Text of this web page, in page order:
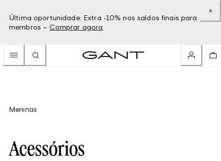
Última oportunidade: Extra -10% nos saldos finais para
membros – Comprar agora
Meninas
Acessórios